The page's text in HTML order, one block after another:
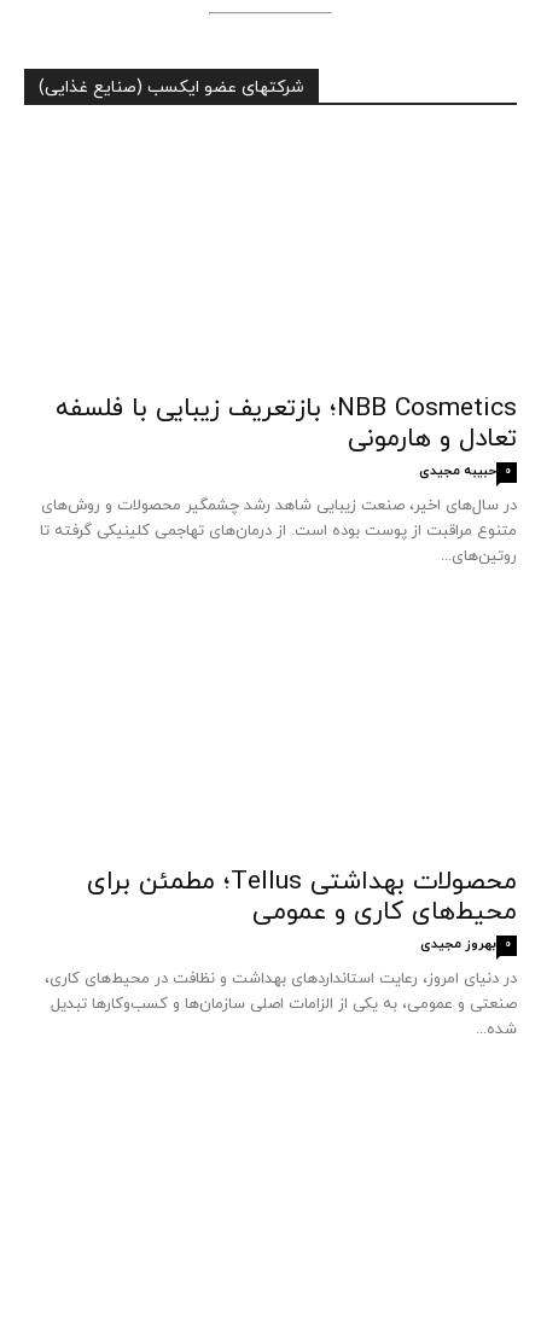
شرکتهای عضو ایکسب (صنایع غذایی)
NBB Cosmetics؛ بازتعریف زیبایی با فلسفه
تعادل و هارمونی
حبیبه مجیدی 0
در سال‌های اخیر، صنعت زیبایی شاهد رشد چشمگیر محصولات و روش‌های
متنوع مراقبت از پوست بوده است. از درمان‌های تهاجمی کلینیکی گرفته تا
روتین‌های...
محصولات بهداشتی Tellus؛ مطمئن برای
محیط‌های کاری و عمومی
بهروز مجیدی 0
در دنیای امروز، رعایت استانداردهای بهداشت و نظافت در محیط‌های کاری،
صنعتی و عمومی، به یکی از الزامات اصلی سازمان‌ها و کسب‌وکارها تبدیل
شده...